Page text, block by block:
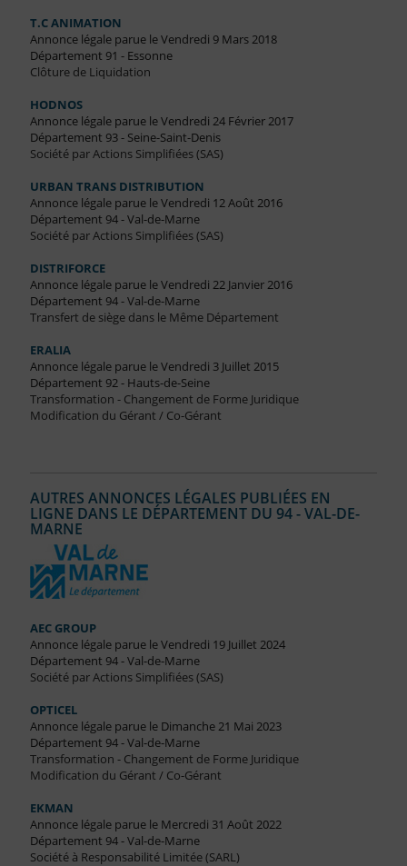
T.C ANIMATION
Annonce légale parue le Vendredi 9 Mars 2018
Département 91 - Essonne
Clôture de Liquidation
HODNOS
Annonce légale parue le Vendredi 24 Février 2017
Département 93 - Seine-Saint-Denis
Société par Actions Simplifiées (SAS)
URBAN TRANS DISTRIBUTION
Annonce légale parue le Vendredi 12 Août 2016
Département 94 - Val-de-Marne
Société par Actions Simplifiées (SAS)
DISTRIFORCE
Annonce légale parue le Vendredi 22 Janvier 2016
Département 94 - Val-de-Marne
Transfert de siège dans le Même Département
ERALIA
Annonce légale parue le Vendredi 3 Juillet 2015
Département 92 - Hauts-de-Seine
Transformation - Changement de Forme Juridique
Modification du Gérant / Co-Gérant
AUTRES ANNONCES LÉGALES PUBLIÉES EN
LIGNE DANS LE DÉPARTEMENT DU 94 - VAL-DE-
MARNE
AEC GROUP
Annonce légale parue le Vendredi 19 Juillet 2024
Département 94 - Val-de-Marne
Société par Actions Simplifiées (SAS)
OPTICEL
Annonce légale parue le Dimanche 21 Mai 2023
Département 94 - Val-de-Marne
Transformation - Changement de Forme Juridique
Modification du Gérant / Co-Gérant
EKMAN
Annonce légale parue le Mercredi 31 Août 2022
Département 94 - Val-de-Marne
Société à Responsabilité Limitée (SARL)